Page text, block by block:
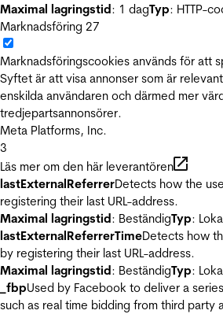
Maximal lagringstid: 1 dagTyp: HTTP-
Marknadsföring 27
Marknadsföringscookies används för att
Syftet är att visa annonser som är
enskilda användaren och därmed mer
tredjepartsannonsörer.
Meta Platforms, Inc.
3
Läs mer om den här leverantören
lastExternalReferrerDetects how the
registering their last URL-address.
Maximal lagringstid: BeständigTyp:
lastExternalReferrerTimeDetects how
by registering their last URL-address.
Maximal lagringstid: BeständigTyp:
_fbpUsed by Facebook to deliver a
such as real time bidding from third party